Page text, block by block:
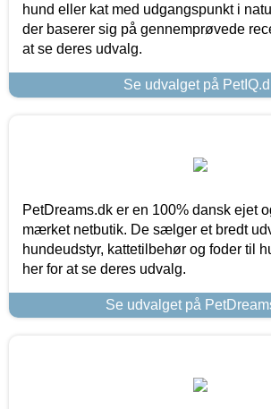
hund eller kat med udgangspunkt i
der baserer sig på gennemprøvede
at se deres udvalg.
Se udvalget på
PetDreams.dk er en 100% dansk ejet
mærket netbutik. De sælger et bredt
hundeudstyr, kattetilbehør og foder til
her for at se deres udvalg.
Se udvalget på